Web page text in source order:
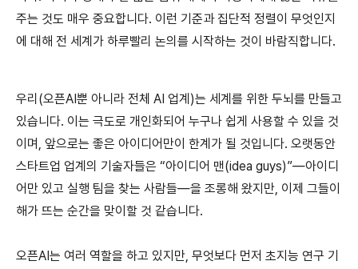
주는 것도 매우 중요합니다. 이런 기준과 집단적 정렬이 무엇인지
에 대해 전 세계가 하루빨리 논의를 시작하는 것이 바람직합니다.
우리(오픈AI뿐 아니라 전체 AI 업계)는 세계를 위한 두뇌를 만들고
있습니다. 이는 극도로 개인화되어 누구나 쉽게 사용할 수 있을 것
이며, 앞으로는 좋은 아이디어만이 한계가 될 것입니다. 오랫동안
스타트업 업계의 기술자들은 “아이디어 맨(idea guys)”—아이디
어만 있고 실행 팀을 찾는 사람들—을 조롱해 왔지만, 이제 그들이
해가 뜨는 순간을 맞이할 것 같습니다.
오픈AI는 여러 역할을 하고 있지만, 무엇보다 먼저 초지능 연구 기